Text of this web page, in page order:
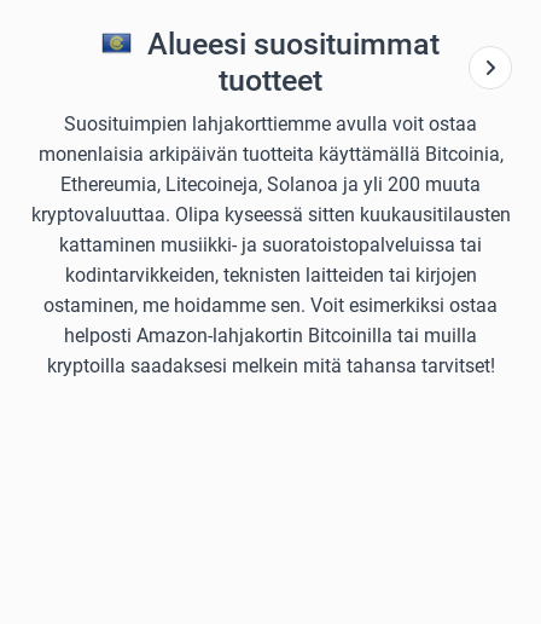
Alueesi suosituimmat
tuotteet
Suosituimpien lahjakorttiemme avulla voit ostaa
monenlaisia arkipäivän tuotteita käyttämällä Bitcoinia,
Ethereumia, Litecoineja, Solanoa ja yli 200 muuta
kryptovaluuttaa. Olipa kyseessä sitten kuukausitilausten
kattaminen musiikki- ja suoratoistopalveluissa tai
kodintarvikkeiden, teknisten laitteiden tai kirjojen
ostaminen, me hoidamme sen. Voit esimerkiksi ostaa
helposti Amazon-lahjakortin Bitcoinilla tai muilla
kryptoilla saadaksesi melkein mitä tahansa tarvitset!